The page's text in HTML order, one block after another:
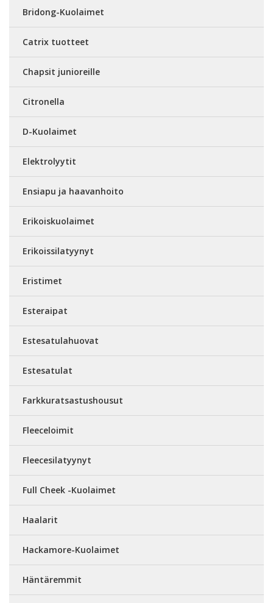
Bridong-Kuolaimet
Catrix tuotteet
Chapsit junioreille
Citronella
D-Kuolaimet
Elektrolyytit
Ensiapu ja haavanhoito
Erikoiskuolaimet
Erikoissilatyynyt
Eristimet
Esteraipat
Estesatulahuovat
Estesatulat
Farkkuratsastushousut
Fleeceloimit
Fleecesilatyynyt
Full Cheek -Kuolaimet
Haalarit
Hackamore-Kuolaimet
Häntäremmit